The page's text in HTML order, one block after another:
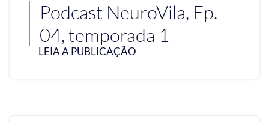
Podcast NeuroVila, Ep.
04, temporada 1
LEIA A PUBLICAÇÃO